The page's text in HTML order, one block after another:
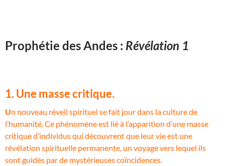
Prophétie des Andes : Révélation 1
1. Une masse critique.
Un nouveau réveil spirituel se fait jour dans la culture de
l’humanité. Ce phénomène est lié à l’apparition d’une masse
critique d’individus qui découvrent que leur vie est une
révélation spirituelle permanente, un voyage vers lequel ils
sont guidés par de mystérieuses coïncidences.